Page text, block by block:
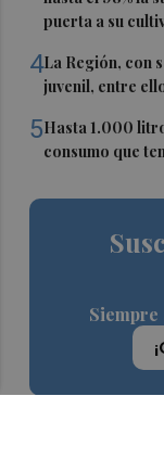
puerta a su
4La Región, con
juvenil, entre
5Hasta 1.000
consumo que